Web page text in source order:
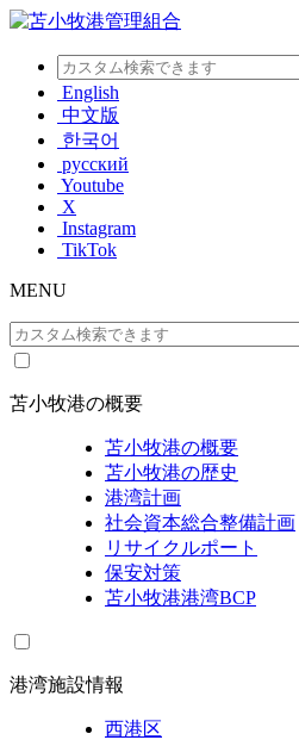
English
中文版
한국어
русский
Youtube
X
Instagram
TikTok
MENU
苫小牧港の概要
苫小牧港の概要
苫小牧港の歴史
港湾計画
社会資本総合整備計画
リサイクルポート
保安対策
苫小牧港港湾BCP
港湾施設情報
西港区